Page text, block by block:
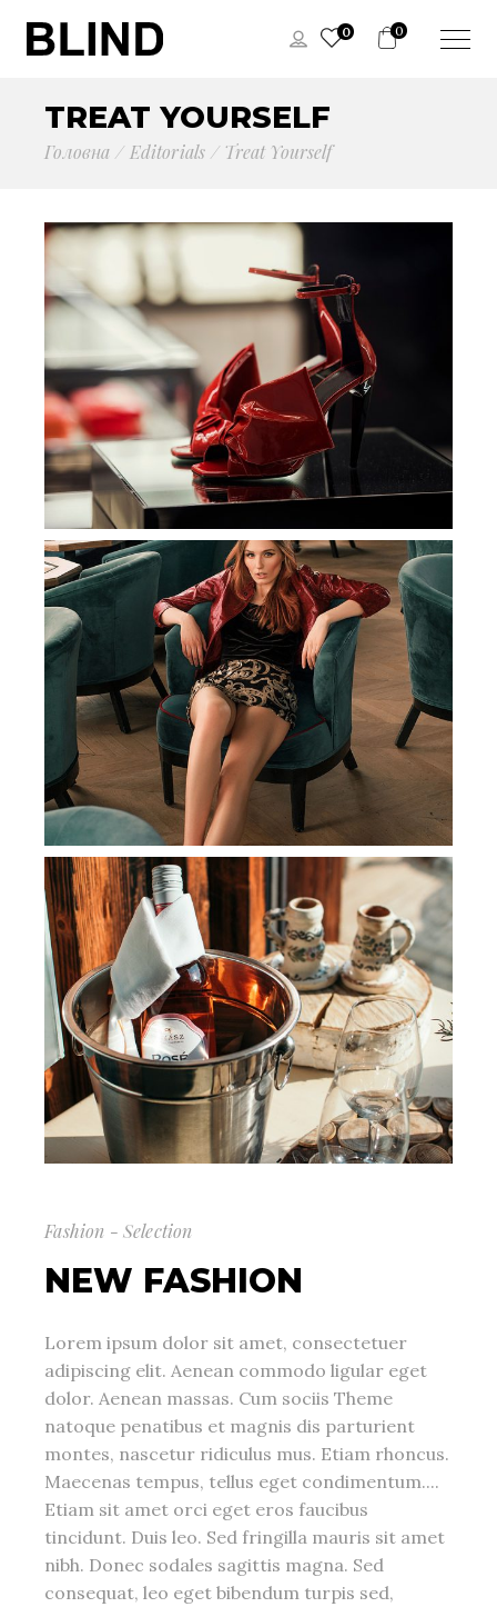
0 0
TREAT YOURSELF
Головна Editorials Treat Yourself
Fashion - Selection
NEW FASHION
Lorem ipsum dolor sit amet, consectetuer
adipiscing elit. Aenean commodo ligular eget
dolor. Aenean massas. Cum sociis Theme
natoque penatibus et magnis dis parturient
montes, nascetur ridiculus mus. Etiam rhoncus.
Maecenas tempus, tellus eget condimentum....
Etiam sit amet orci eget eros faucibus
tincidunt. Duis leo. Sed fringilla mauris sit amet
nibh. Donec sodales sagittis magna. Sed
consequat, leo eget bibendum turpis sed,